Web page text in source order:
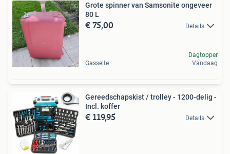
Grote spinner van Samsonite ongeveer
80 L
€ 75,00 Details
Gasselte
Dagtopper
Vandaag
Gereedschapskist / trolley - 1200-delig -
Incl. koffer
€ 119,95 Details